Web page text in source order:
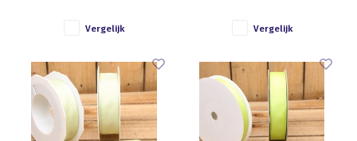
Vergelijk Vergelijk